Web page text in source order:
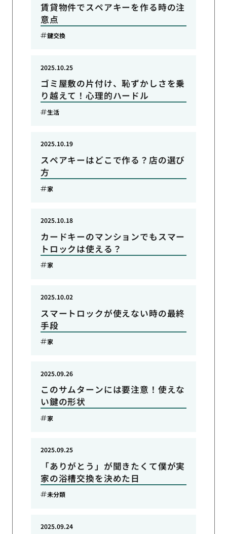
賃貸物件でスペアキーを作る時の注
意点
鍵交換
ゴミ屋敷の片付け、恥ずかしさを乗
り越えて！心理的ハードル
2025.10.25
生活
スペアキーはどこで作る？店の選び
方
2025.10.19
家
カードキーのマンションでもスマー
トロックは使える？
2025.10.18
家
スマートロックが使えない時の最終
手段
2025.10.02
家
このサムターンには要注意！使えな
い鍵の形状
2025.09.26
家
「ありがとう」が聞きたくて僕が実
家の浴槽交換を決めた日
2025.09.25
未分類
2025.09.24